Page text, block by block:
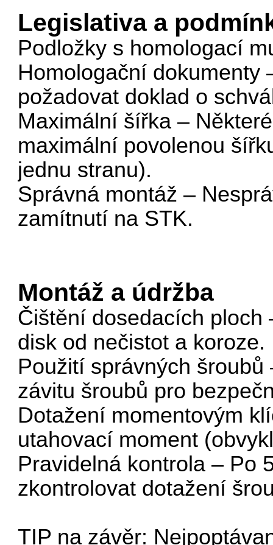
Legislativa a
Podložky s homologací
Homologační dokumenty
požadovat doklad o
Maximální šířka –
maximální povolenou
jednu stranu).
Správná montáž –
zamítnutí na STK.
Montáž a údržba
Čištění dosedacích ploch
disk od nečistot a koroze.
Použití správných
závitu šroubů pro
Dotažení momentovým
utahovací moment
Pravidelná kontrola – Po
zkontrolovat dotažení
TIP na závěr: